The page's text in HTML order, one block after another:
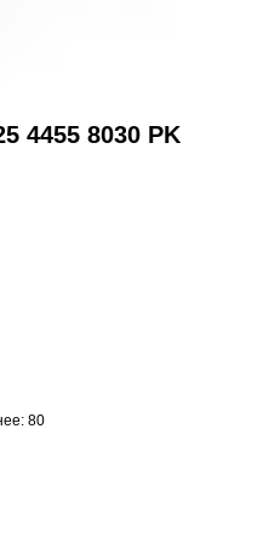
4455 8030 PK
80